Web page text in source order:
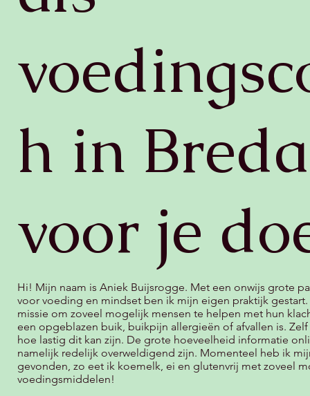
h in Breda
voor je
Hi! Mijn naam is Aniek Buijsrogge. Met een onwijs grote
voor voeding en mindset ben ik mijn eigen praktijk
missie om zoveel mogelijk mensen te helpen met hun
een opgeblazen buik, buikpijn allergieën of afvallen is. Zelf
hoe lastig dit kan zijn. De grote hoeveelheid informatie
namelijk redelijk overweldigend zijn. Momenteel heb ik
gevonden, zo eet ik koemelk, ei en glutenvrij met zoveel
voedingsmiddelen!